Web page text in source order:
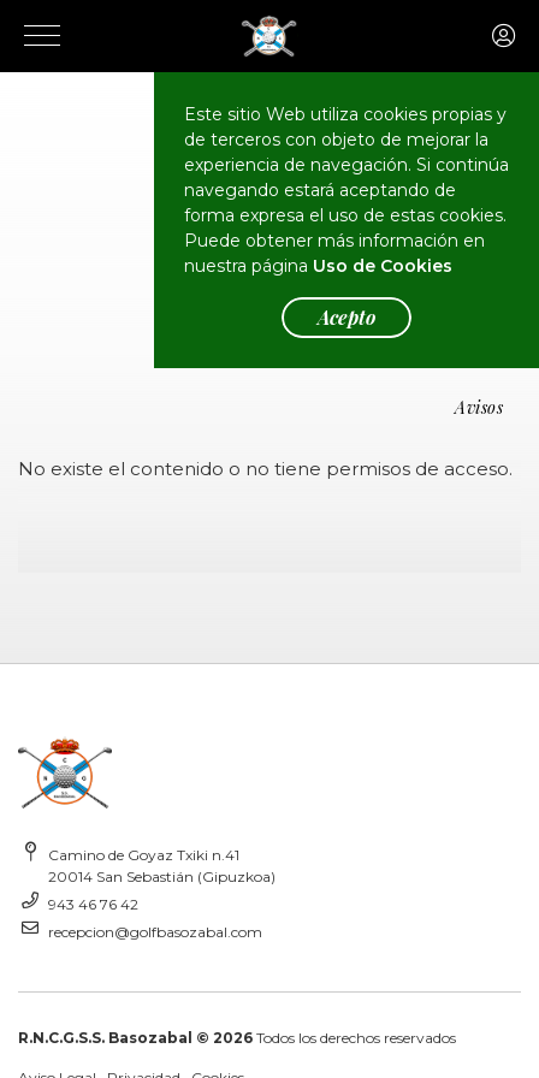
Este sitio Web utiliza cookies propias y
de terceros con objeto de mejorar la
experiencia de navegación. Si continúa
navegando estará aceptando de
forma expresa el uso de estas cookies.
Puede obtener más información en
nuestra página Uso de Cookies
Acepto
Avisos
Avisos
No existe el contenido o no tiene permisos de acceso.
Camino de Goyaz Txiki n.41
20014 San Sebastián (Gipuzkoa)
943 46 76 42
recepcion@golfbasozabal.com
R.N.C.G.S.S. Basozabal © 2026 Todos los derechos reservados